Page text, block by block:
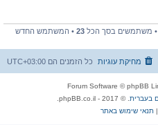
• משתמשים בסך הכל 23 • המשתמש החדש
כל הזמנים הם UTC+03:00 מחיקת עוגיות
. © 2017 - phpBB.co.il.
|תנאי שימוש באתר